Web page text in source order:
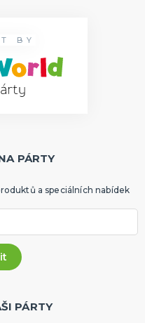
BY
PÁRTY
a speciálních nabídek
PÁRTY